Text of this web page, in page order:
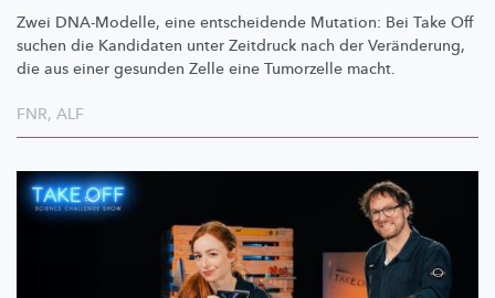
Zwei DNA-Modelle, eine entscheidende Mutation: Bei Take Off
suchen die Kandidaten unter Zeitdruck nach der Veränderung,
die aus einer gesunden Zelle eine Tumorzelle macht.
FNR, ALF